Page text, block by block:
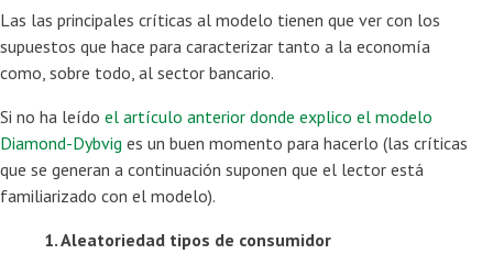
Las las principales críticas al modelo tienen que ver con los
supuestos que hace para caracterizar tanto a la economía
como, sobre todo, al sector bancario.
Si no ha leído el artículo anterior donde explico el modelo
Diamond-Dybvig es un buen momento para hacerlo (las críticas
que se generan a continuación suponen que el lector está
familiarizado con el modelo).
1. Aleatoriedad tipos de consumidor